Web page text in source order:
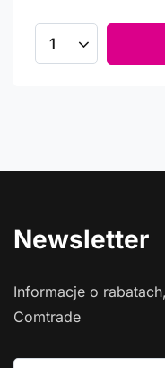
Newsletter
Informacje o
Comtrade